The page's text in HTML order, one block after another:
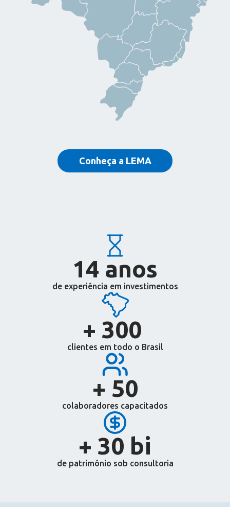
Conheça a LEMA
de experiência em investimentos
14 anos
clientes em todo o Brasil
+ 300
colaboradores capacitados
+ 50
de patrimônio sob consultoria
+ 30 bi